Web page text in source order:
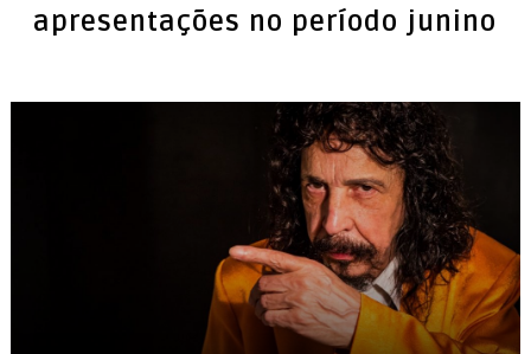
apresentações no período junino